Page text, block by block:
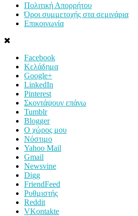
Πολιτική Απορρήτου
Όροι συμμετοχής στα σεμινάρια
Επικοινωνία
Facebook
Κελάδημα
Google+
LinkedIn
Pinterest
Σκοντάψουν επάνω
Tumblr
Blogger
Ο χώρος μου
Νόστιμο
Yahoo Mail
Gmail
Newsvine
Digg
FriendFeed
Ρυθμιστής
Reddit
VKontakte